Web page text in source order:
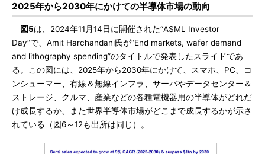
2025年から2030年にかけての半導体市場の動向
図5は、2024年11月14日に開催された“ASML Investor
Day”で、Amit Harchandani氏が“End markets, wafer demand
and lithography spending”のタイトルで発表したスライドであ
る。この図には、2025年から2030年にかけて、スマホ、PC、コ
ンシューマー、有線＆無線インフラ、サーバやデータセンター＆
ストレージ、クルマ、産業などの各種電機器用の半導体がどれだ
け成長するか、また世界半導体市場がどこまで成長するかが示さ
れている（図6～12も出所は同じ）。